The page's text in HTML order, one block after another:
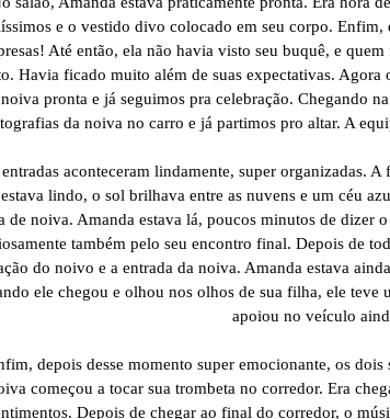
e o vestido divo colocado em seu corpo.
Até então, ela não havia visto seu buquê, e
Havia ficado muito além de suas expectativas.
noiva pronta e já seguimos pra celebração. Chegando
da noiva no carro e já partimos pro altar. A
aconteceram lindamente, super organizadas.
lindo, o sol brilhava entre as nuvens e um céu
de noiva. Amanda estava lá, poucos minutos de dizer
também pelo seu encontro final. Depois de
do noivo e a entrada da noiva. Amanda estava
ele chegou e olhou nos olhos de sua filha, ele teve
apoiou no veículo
depois desse momento super emocionante, os
começou a tocar sua trombeta no corredor. Era
Depois de chegar ao final do corredor, o